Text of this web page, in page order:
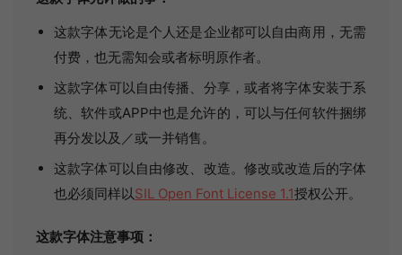
这款字体无论是个人还是企业都可以自由商用，无需
付费，也无需知会或者标明原作者。
这款字体可以自由传播、分享，或者将字体安装于系
统、软件或APP中也是允许的，可以与任何软件捆绑
再分发以及／或一并销售。
这款字体可以自由修改、改造。修改或改造后的字体
也必须同样以SIL Open Font License 1.1授权公开。
这款字体注意事项：